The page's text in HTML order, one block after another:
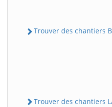
Trouver des chantiers
Trouver des chantiers